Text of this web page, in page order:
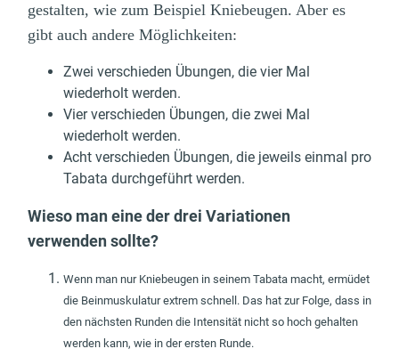
gestalten, wie zum Beispiel Kniebeugen. Aber es
gibt auch andere Möglichkeiten:
Zwei verschieden Übungen, die vier Mal
wiederholt werden.
Vier verschieden Übungen, die zwei Mal
wiederholt werden.
Acht verschieden Übungen, die jeweils einmal pro
Tabata durchgeführt werden.
Wieso man eine der drei Variationen
verwenden sollte?
Wenn man nur Kniebeugen in seinem Tabata macht, ermüdet
die Beinmuskulatur extrem schnell. Das hat zur Folge, dass in
den nächsten Runden die Intensität nicht so hoch gehalten
werden kann, wie in der ersten Runde.